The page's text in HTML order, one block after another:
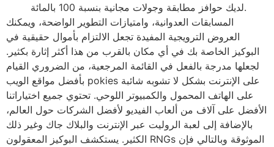
لديك حوافز مطابقة وجولات مجانية بنسبة 100 بالمائة.
المسابقات العدوانية، وامتيازات التطوير الواضحة، ويمكنك
العروض الترويجية المفيدة تجعل الالتزام بأموال حقيقية في
البوكيز الخاصة بك في أي مكان بالقرب من هذا أكثر إثارة بكثير.
لجعلها مدرجة بالفعل في القائمة المرجعية، من الضروري القيام
بأفضل مواقع الويب pokies على الإنترنت بشكل لا تشوبه شائبة
على الهاتف المحمول والكمبيوتر اللوحي. تحتوي جميع اختياراتنا
الأفضل على آلاف من ألعاب الفيديو لأفضل الشركات حول العالم،
بالإضافة إلى لعبة الروليت عبر الإنترنت والبلاك جاك وغير ذلك
الكثير. يستكشف البوكيز المعقولون RNGs الموثوقة وبالتالي فإن